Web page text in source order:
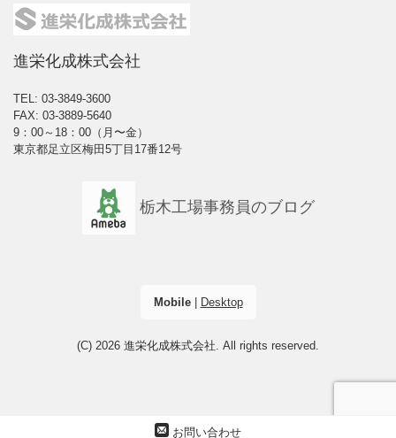
お問い合わせ
進栄化成株式会社
TEL: 03-3849-3600
FAX: 03-3889-5640
9：00～18：00（月〜金）
東京都足立区梅田5丁目17番12号
栃木工場事務員のブログ
Mobile| Desktop
(C) 2026 進栄化成株式会社. All rights reserved.